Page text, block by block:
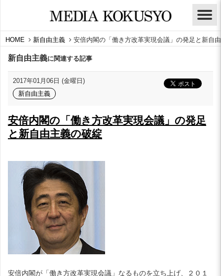
HOME 新自由主義 安倍内閣の「働き方改革実現会議」の発足と新自
新自由主義に関連する記事
2017年01月06日 (金曜日)
新自由主義
安倍内閣の「働き方改革実現会議」の発足
と新自由主義の破綻
安倍内閣が「働き方改革実現会議」なるものを立ち上げ、２０１